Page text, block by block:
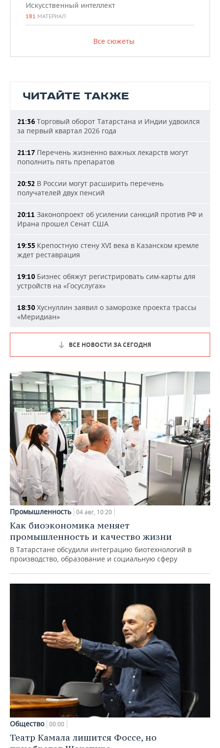
Искусственный интеллект
181 МАТЕРИАЛ
Все сюжеты
ЧИТАЙТЕ ТАКЖЕ
21:36 Торговый оборот Татарстана и Индии удвоился
за первый квартал 2026 года
21:17 Перечень жизненно важных лекарств могут
пополнить пять препаратов
20:52 В России могут расширить перечень
получателей двух пенсий
20:11 Законопроект об усилении санкций против РФ и
Ирана прошел Сенат США
19:55 Крепостную стену XVI века в Казанском кремле
ждет реставрация
19:10 Бизнес обяжут регистрировать сим-карты для
устройств на «Госуслугах»
18:30 Хуснуллин заявил о заморозке проекта трассы
«Меридиан»
ВСЕ НОВОСТИ ЗА СЕГОДНЯ
Промышленность 04 авг, 10:20
Как биоэкономика меняет
промышленность и качество жизни
В Татарстане обсудили интеграцию биотехнологий в
производство, образование и социальную сферу
Общество 00:00
Театр Камала лишится Фоссе, но